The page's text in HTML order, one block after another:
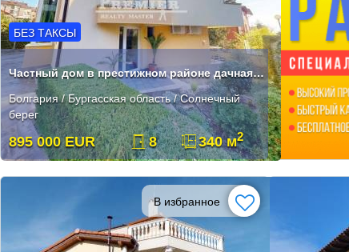
БЕЗ ТАКСЫ
Частный дом в престижном районе дачная зона Зора, Солнечный берег
Болгария / Бургасская область / Солнечный
берег
895 000 EUR 8 340 м2
В избранное